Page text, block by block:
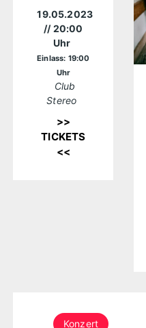
19.05.2023
// 20:00
Uhr
Einlass: 19:00
Uhr
Club
Stereo
>>
TICKETS
<<
Konzert